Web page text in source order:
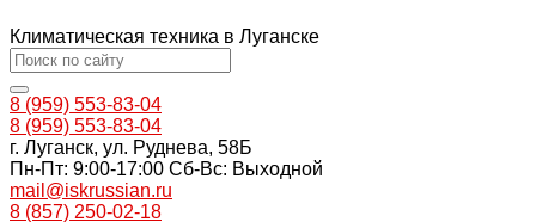
Климатическая техника в Луганске
8 (959) 553-83-04
8 (959) 553-83-04
г. Луганск, ул. Руднева, 58Б
Пн-Пт: 9:00-17:00 Cб-Вс: Выходной
mail@iskrussian.ru
8 (857) 250-02-18